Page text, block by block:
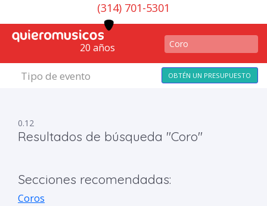
(314) 701-5301
20 años
Tipo de evento OBTÉN UN PRESUPUESTO
0.12
Resultados de búsqueda "Coro"
Secciones recomendadas:
Coros